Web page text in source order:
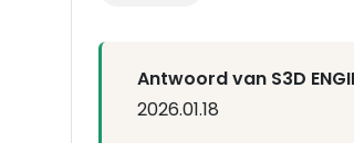
Antwoord van S3D
2026.01.18